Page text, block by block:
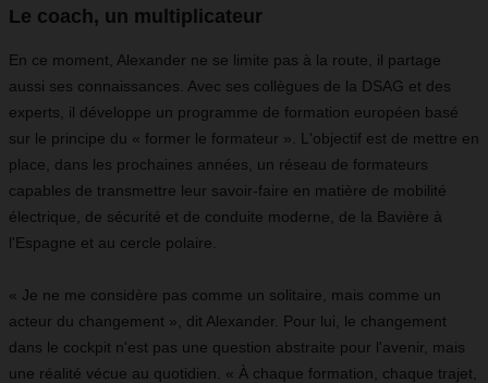
Le coach, un multiplicateur
En ce moment, Alexander ne se limite pas à la route, il partage
aussi ses connaissances. Avec ses collègues de la DSAG et des
experts, il développe un programme de formation européen basé
sur le principe du « former le formateur ». L'objectif est de mettre en
place, dans les prochaines années, un réseau de formateurs
capables de transmettre leur savoir-faire en matière de mobilité
électrique, de sécurité et de conduite moderne, de la Bavière à
l'Espagne et au cercle polaire.
« Je ne me considère pas comme un solitaire, mais comme un
acteur du changement », dit Alexander. Pour lui, le changement
dans le cockpit n'est pas une question abstraite pour l'avenir, mais
une réalité vécue au quotidien. « À chaque formation, chaque trajet,